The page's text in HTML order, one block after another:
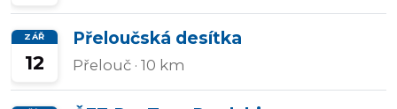
ZÁŘ
12
Přeloučská desítka
Přelouč · 10 km